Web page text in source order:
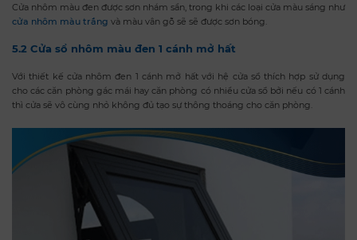
Cửa nhôm màu đen được sơn nhám sần, trong khi các loại cửa màu sáng như
cửa nhôm màu trắng và màu vân gỗ sẽ sẽ được sơn bóng.
5.2 Cửa sổ nhôm màu đen 1 cánh mở hất
Với thiết kế cửa nhôm đen 1 cánh mở hất với hệ cửa sổ thích hợp sử dụng
cho các căn phòng gác mái hay căn phòng có nhiều cửa sổ bởi nếu có 1 cánh
thì cửa sẽ vô cùng nhỏ không đủ tạo sự thông thoáng cho căn phòng.